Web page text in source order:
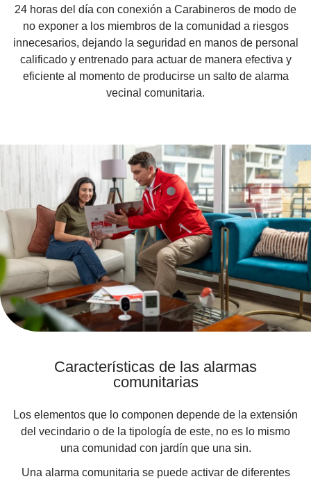
24 horas del día con conexión a Carabineros de modo de
no exponer a los miembros de la comunidad a riesgos
innecesarios, dejando la seguridad en manos de personal
calificado y entrenado para actuar de manera efectiva y
eficiente al momento de producirse un salto de alarma
vecinal comunitaria.
Características de las alarmas
comunitarias
Los elementos que lo componen depende de la extensión
del vecindario o de la tipología de este, no es lo mismo
una comunidad con jardín que una sin.
Una alarma comunitaria se puede activar de diferentes